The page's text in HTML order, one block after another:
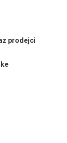
prodejci